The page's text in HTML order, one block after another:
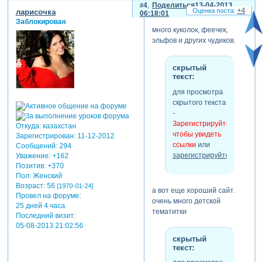
Поделиться
4
13-04-2013
06:18:01
ларисочка
Заблокирован
Откуда:казахстан
Зарегистрирован: 11-12-2012
Сообщений:294
Уважение: +162
Позитив: +370
Пол:Женский
Возраст:56 [1970-01-24]
Провел на форуме:
25 дней 4 часа
Последний визит:
05-08-2013 21:02:56
много куколок, феечек,
эльфов и других чудиков.
скрытый
текст:
для просмотра
скрытого текста
-
Зарегистрируйтесь,
чтобы увидеть
ссылки или
зарегистрируйтесь
а вот еще хороший сайт.
очень много детской
тематитки
скрытый
текст:
+4